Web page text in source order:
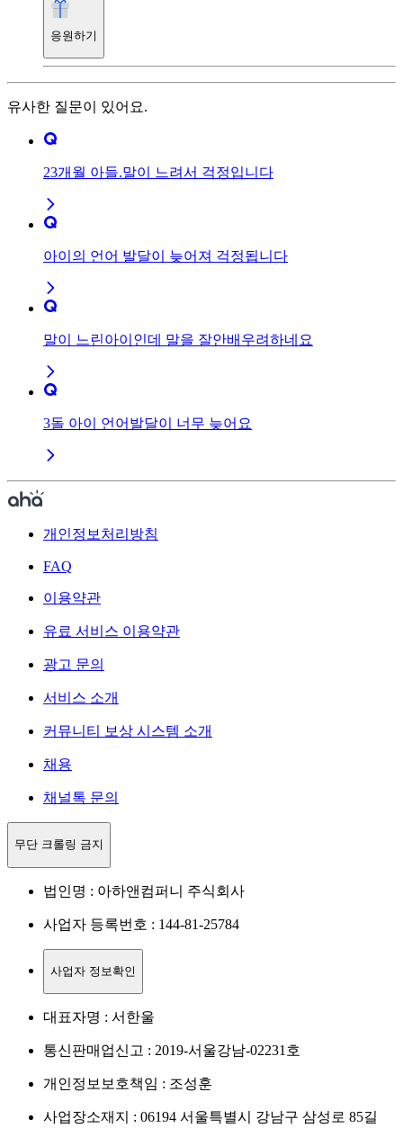
응원하기
유사한 질문이 있어요.
23개월 아들.말이 느려서 걱정입니다
아이의 언어 발달이 늦어져 걱정됩니다
말이 느린아이인데 말을 잘안배우려하네요
3돌 아이 언어발달이 너무 늦어요
개인정보처리방침
FAQ
이용약관
유료 서비스 이용약관
광고 문의
서비스 소개
커뮤니티 보상 시스템 소개
채용
채널톡 문의
무단 크롤링 금지
법인명 : 아하앤컴퍼니 주식회사
사업자 등록번호 : 144-81-25784
사업자 정보확인
대표자명 : 서한울
통신판매업신고 : 2019-서울강남-02231호
개인정보보호책임 : 조성훈
사업장소재지 : 06194 서울특별시 강남구 삼성로 85길